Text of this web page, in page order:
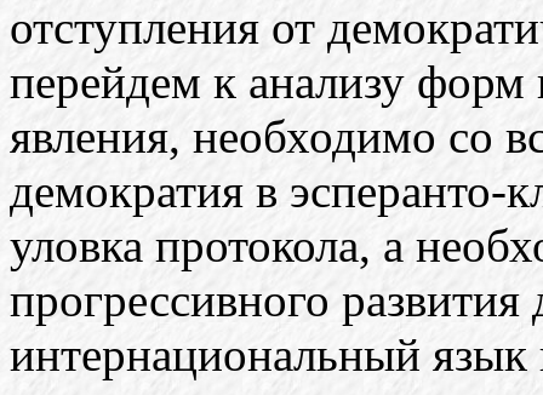
отступления от
перейдем к анализу форм
явления, необходимо со
демократия в эсперанто-
уловка протокола, а
прогрессивного развития
интернациональный